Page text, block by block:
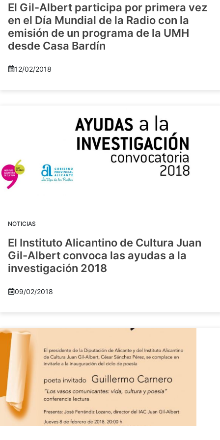
El Gil-Albert participa por primera vez
en el Día Mundial de la Radio con la
emisión de un programa de la UMH
desde Casa Bardín
12/02/2018
NOTICIAS
El Instituto Alicantino de Cultura Juan
Gil-Albert convoca las ayudas a la
investigación 2018
09/02/2018